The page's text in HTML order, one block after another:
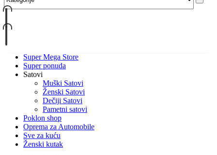
Super Mega Store
Super ponuda
Satovi
Muški Satovi
Ženski Satovi
Dečiji Satovi
Pametni satovi
Poklon shop
Oprema za Automobile
Sve za kuću
Ženski kutak